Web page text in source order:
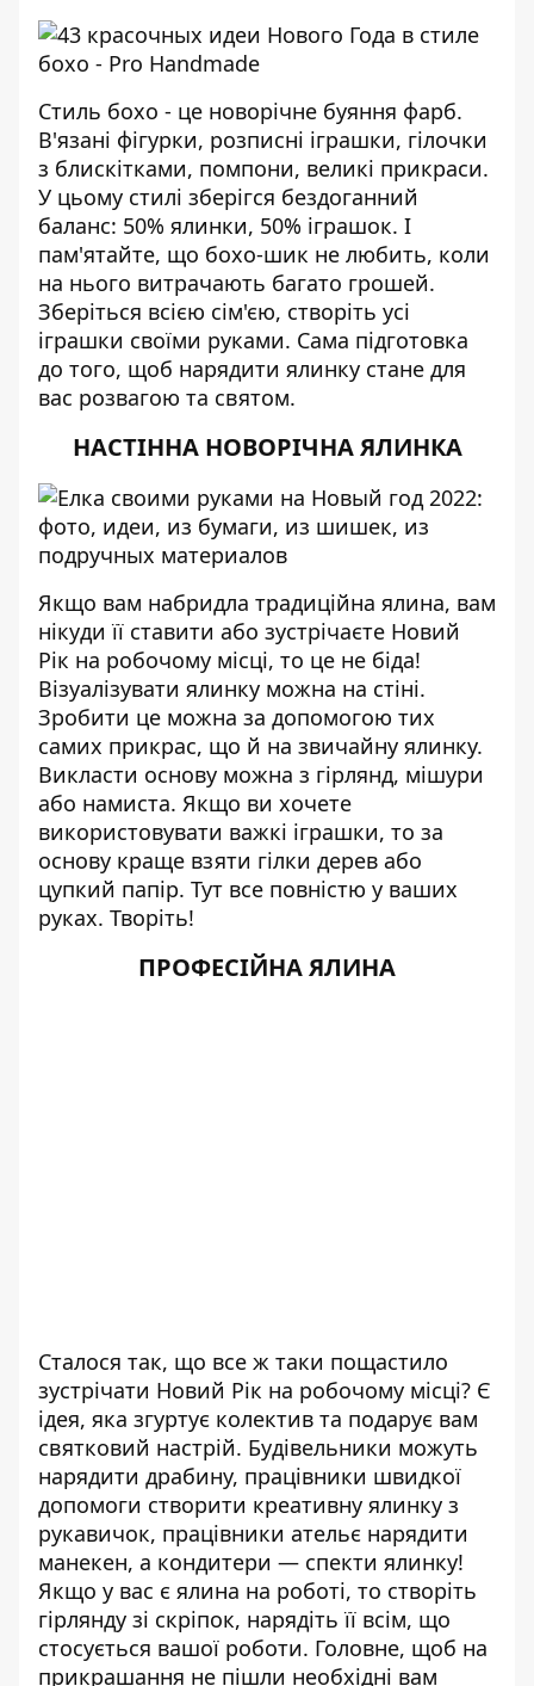
Стиль бохо - це новорічне буяння фарб.
В'язані фігурки, розписні іграшки, гілочки
з блискітками, помпони, великі прикраси.
У цьому стилі зберігся бездоганний
баланс: 50% ялинки, 50% іграшок. І
пам'ятайте, що бохо-шик не любить, коли
на нього витрачають багато грошей.
Зберіться всією сім'єю, створіть усі
іграшки своїми руками. Сама підготовка
до того, щоб нарядити ялинку стане для
вас розвагою та святом.
НАСТІННА НОВОРІЧНА ЯЛИНКА
Якщо вам набридла традиційна ялина, вам
нікуди її ставити або зустрічаєте Новий
Рік на робочому місці, то це не біда!
Візуалізувати ялинку можна на стіні.
Зробити це можна за допомогою тих
самих прикрас, що й на звичайну ялинку.
Викласти основу можна з гірлянд, мішури
або намиста. Якщо ви хочете
використовувати важкі іграшки, то за
основу краще взяти гілки дерев або
цупкий папір. Тут все повністю у ваших
руках. Творіть!
ПРОФЕСІЙНА ЯЛИНА
Сталося так, що все ж таки пощастило
зустрічати Новий Рік на робочому місці? Є
ідея, яка згуртує колектив та подарує вам
святковий настрій. Будівельники можуть
нарядити драбину, працівники швидкої
допомоги створити креативну ялинку з
рукавичок, працівники ательє нарядити
манекен, а кондитери — спекти ялинку!
Якщо у вас є ялина на роботі, то створіть
гірлянду зі скріпок, нарядіть її всім, що
стосується вашої роботи. Головне, щоб на
прикрашання не пішли необхідні вам